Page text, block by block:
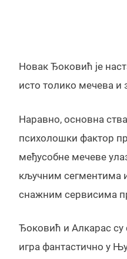
Новак Ђоковић је
исто толико мечева и
Наравно, основна
психолошки фактор
међусобне мечеве
кључним сегментима
снажним сервисима
Ђоковић и Алкарас су
игра фантастично у